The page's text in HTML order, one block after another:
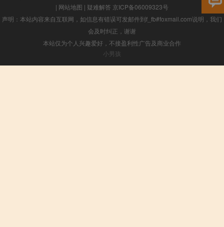
| 网站地图 | 疑难解答 京ICP备06009323号
声明：本站内容来自互联网，如信息有错误可发邮件到f_fb#foxmail.com说明，我们
会及时纠正，谢谢
本站仅为个人兴趣爱好，不接盈利性广告及商业合作
小男孩